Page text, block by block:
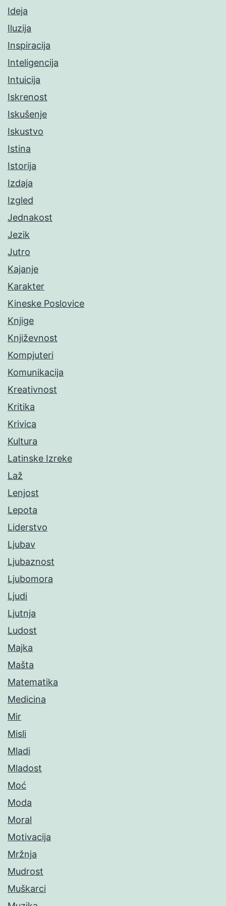
Ideja
Iluzija
Inspiracija
Inteligencija
Intuicija
Iskrenost
Iskušenje
Iskustvo
Istina
Istorija
Izdaja
Izgled
Jednakost
Jezik
Jutro
Kajanje
Karakter
Kineske Poslovice
Knjige
Književnost
Kompjuteri
Komunikacija
Kreativnost
Kritika
Krivica
Kultura
Latinske Izreke
Laž
Lenjost
Lepota
Liderstvo
Ljubav
Ljubaznost
Ljubomora
Ljudi
Ljutnja
Ludost
Majka
Mašta
Matematika
Medicina
Mir
Misli
Mladi
Mladost
Moć
Moda
Moral
Motivacija
Mržnja
Mudrost
Muškarci